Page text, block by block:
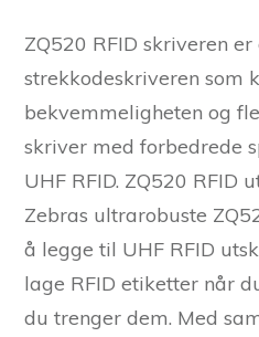
ZQ520 RFID skriveren er
strekkodeskriveren som
bekvemmeligheten og
skriver med forbedrede
UHF RFID. ZQ520 RFID
Zebras ultrarobuste
å legge til UHF RFID
lage RFID etiketter når
du trenger dem. Med